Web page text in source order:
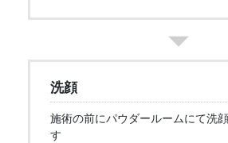
洗顔
施術の前にパウダールームにて洗
す